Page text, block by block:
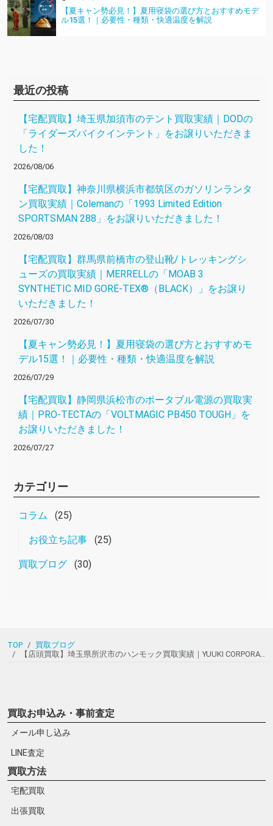
【夏キャン勢必見！】夏用寝袋の選び方とおすすめモデ
ル15選！｜必要性・種類・快適温度を解説
最近の投稿
【宅配買取】埼玉県加須市のテント買取実績｜DODの
「ライダーズバイクインテント」をお譲りいただきま
した！
2026/08/06
【宅配買取】神奈川県横浜市都筑区のガソリンランタ
ン買取実績｜Colemanの「1993 Limited Edition
SPORTSMAN 288」をお譲りいただきました！
2026/08/03
【宅配買取】群馬県前橋市の登山靴/トレッキングシ
ューズの買取実績｜MERRELLの「MOAB 3
SYNTHETIC MID GORE-TEX®（BLACK）」をお譲り
いただきました！
2026/07/30
【夏キャン勢必見！】夏用寝袋の選び方とおすすめモ
デル15選！｜必要性・種類・快適温度を解説
2026/07/29
【宅配買取】静岡県浜松市のポータブル電源の買取実
績｜PRO-TECTAの「VOLTMAGIC PB450 TOUGH」を
お譲りいただきました！
2026/07/27
カテゴリー
コラム (25)
お役立ち記事 (25)
買取ブログ (30)
TOP
買取ブログ
【店頭買取】埼玉県所沢市のハンモック買取実績｜YUUKI CORPORATIONの自立式ハンモックをお譲りいただきました！
買取お申込み・事前査定
メール申し込み
LINE査定
買取方法
宅配買取
出張買取